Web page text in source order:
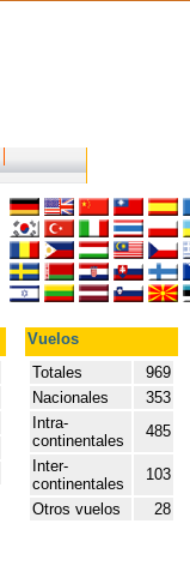
Vuelos
Totales
969
Nacionales
353
Intra-
continentales
485
Inter-
continentales
103
Otros vuelos
28